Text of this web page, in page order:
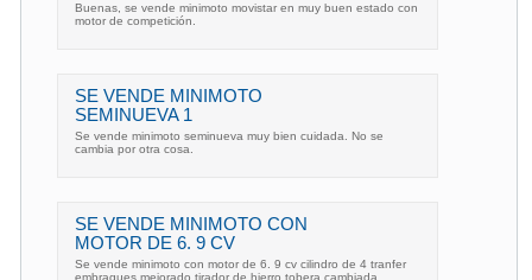
Buenas, se vende minimoto movistar en muy buen estado con
motor de competición.
SE VENDE MINIMOTO
SEMINUEVA 1
Se vende minimoto seminueva muy bien cuidada. No se
cambia por otra cosa.
SE VENDE MINIMOTO CON
MOTOR DE 6. 9 CV
Se vende minimoto con motor de 6. 9 cv cilindro de 4 tranfer
embragues mejorado tirador de hierro tobera cambiada